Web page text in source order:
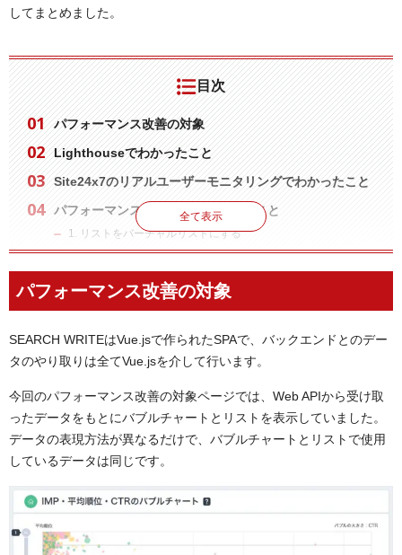
してまとめました。
目次
パフォーマンス改善の対象
Lighthouseでわかったこと
Site24x7のリアルユーザーモニタリングでわかったこと
パフォーマンス改善のために行ったこと
1. リストをバーチャルリストにする
2. SVGのバブルチャートを一部Canvasにする
パフォーマンス改善の結果
まとめ
全て表示
パフォーマンス改善の対象
SEARCH WRITEはVue.jsで作られたSPAで、バックエンドとのデー
タのやり取りは全てVue.jsを介して行います。
今回のパフォーマンス改善の対象ページでは、Web APIから受け取
ったデータをもとにバブルチャートとリストを表示していました。
データの表現方法が異なるだけで、バブルチャートとリストで使用
しているデータは同じです。